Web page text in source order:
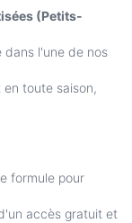
(Petits-
dans l'une de nos
toute saison,
formule pour
accès gratuit et